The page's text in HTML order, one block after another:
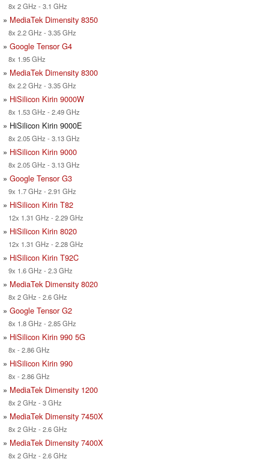
8x 2 GHz - 3.1 GHz
» MediaTek Dimensity 8350
8x 2.2 GHz - 3.35 GHz
» Google Tensor G4
8x 1.95 GHz
» MediaTek Dimensity 8300
8x 2.2 GHz - 3.35 GHz
» HiSilicon Kirin 9000W
8x 1.53 GHz - 2.49 GHz
» HiSilicon Kirin 9000E
8x 2.05 GHz - 3.13 GHz
» HiSilicon Kirin 9000
8x 2.05 GHz - 3.13 GHz
» Google Tensor G3
9x 1.7 GHz - 2.91 GHz
» HiSilicon Kirin T82
12x 1.31 GHz - 2.29 GHz
» HiSilicon Kirin 8020
12x 1.31 GHz - 2.28 GHz
» HiSilicon Kirin T92C
9x 1.6 GHz - 2.3 GHz
» MediaTek Dimensity 8020
8x 2 GHz - 2.6 GHz
» Google Tensor G2
8x 1.8 GHz - 2.85 GHz
» HiSilicon Kirin 990 5G
8x - 2.86 GHz
» HiSilicon Kirin 990
8x - 2.86 GHz
» MediaTek Dimensity 1200
8x 2 GHz - 3 GHz
» MediaTek Dimensity 7450X
8x 2 GHz - 2.6 GHz
» MediaTek Dimensity 7400X
8x 2 GHz - 2.6 GHz